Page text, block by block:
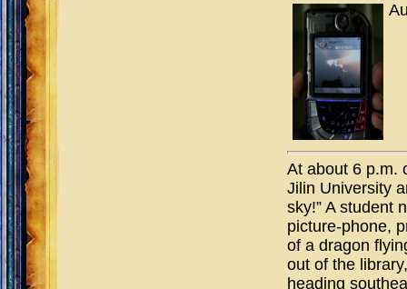
At about 6 p.m.
Jilin University
sky!” A student
picture-phone,
of a dragon
out of the
heading